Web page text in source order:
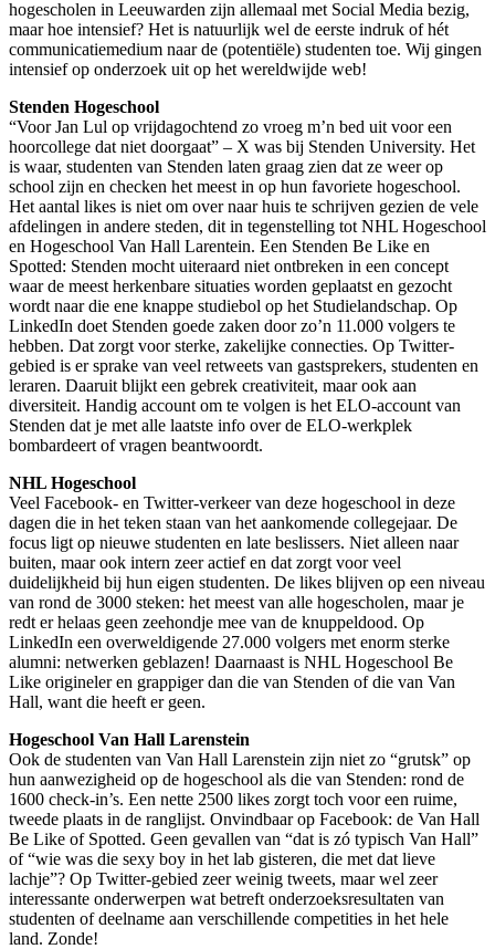
hogescholen in Leeuwarden zijn allemaal met Social Media bezig,
maar hoe intensief? Het is natuurlijk wel de eerste indruk of hét
communicatiemedium naar de (potentiële) studenten toe. Wij gingen
intensief op onderzoek uit op het wereldwijde web!
Stenden Hogeschool
“Voor Jan Lul op vrijdagochtend zo vroeg m’n bed uit voor een
hoorcollege dat niet doorgaat” – X was bij Stenden University. Het
is waar, studenten van Stenden laten graag zien dat ze weer op
school zijn en checken het meest in op hun favoriete hogeschool.
Het aantal likes is niet om over naar huis te schrijven gezien de vele
afdelingen in andere steden, dit in tegenstelling tot NHL Hogeschool
en Hogeschool Van Hall Larentein. Een Stenden Be Like en
Spotted: Stenden mocht uiteraard niet ontbreken in een concept
waar de meest herkenbare situaties worden geplaatst en gezocht
wordt naar die ene knappe studiebol op het Studielandschap. Op
LinkedIn doet Stenden goede zaken door zo’n 11.000 volgers te
hebben. Dat zorgt voor sterke, zakelijke connecties. Op Twitter-
gebied is er sprake van veel retweets van gastsprekers, studenten en
leraren. Daaruit blijkt een gebrek creativiteit, maar ook aan
diversiteit. Handig account om te volgen is het ELO-account van
Stenden dat je met alle laatste info over de ELO-werkplek
bombardeert of vragen beantwoordt.
NHL Hogeschool
Veel Facebook- en Twitter-verkeer van deze hogeschool in deze
dagen die in het teken staan van het aankomende collegejaar. De
focus ligt op nieuwe studenten en late beslissers. Niet alleen naar
buiten, maar ook intern zeer actief en dat zorgt voor veel
duidelijkheid bij hun eigen studenten. De likes blijven op een niveau
van rond de 3000 steken: het meest van alle hogescholen, maar je
redt er helaas geen zeehondje mee van de knuppeldood. Op
LinkedIn een overweldigende 27.000 volgers met enorm sterke
alumni: netwerken geblazen! Daarnaast is NHL Hogeschool Be
Like origineler en grappiger dan die van Stenden of die van Van
Hall, want die heeft er geen.
Hogeschool Van Hall Larenstein
Ook de studenten van Van Hall Larenstein zijn niet zo “grutsk” op
hun aanwezigheid op de hogeschool als die van Stenden: rond de
1600 check-in’s. Een nette 2500 likes zorgt toch voor een ruime,
tweede plaats in de ranglijst. Onvindbaar op Facebook: de Van Hall
Be Like of Spotted. Geen gevallen van “dat is zó typisch Van Hall”
of “wie was die sexy boy in het lab gisteren, die met dat lieve
lachje”? Op Twitter-gebied zeer weinig tweets, maar wel zeer
interessante onderwerpen wat betreft onderzoeksresultaten van
studenten of deelname aan verschillende competities in het hele
land. Zonde!